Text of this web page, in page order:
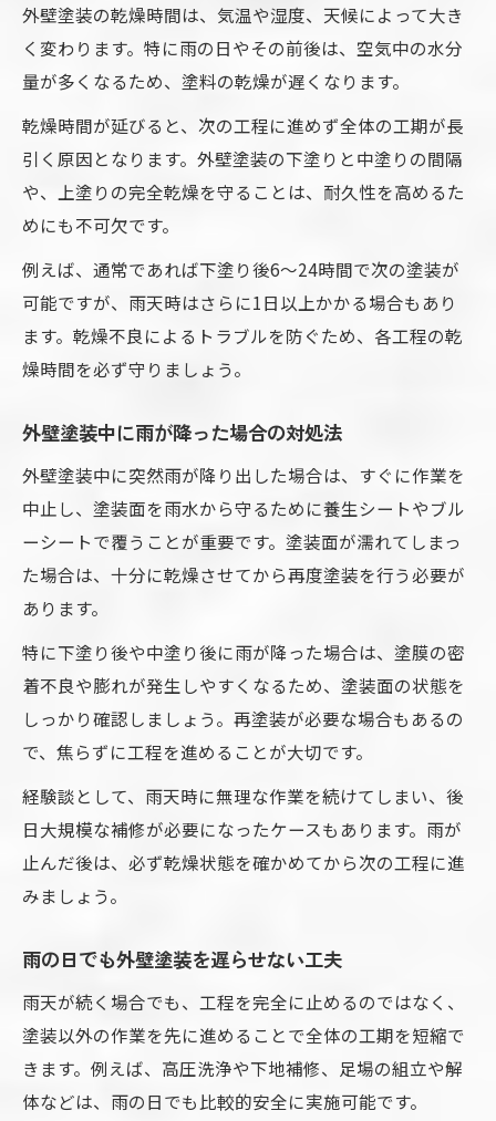
外壁塗装の乾燥時間は、気温や湿度、天候によって大き
く変わります。特に雨の日やその前後は、空気中の水分
量が多くなるため、塗料の乾燥が遅くなります。
乾燥時間が延びると、次の工程に進めず全体の工期が長
引く原因となります。外壁塗装の下塗りと中塗りの間隔
や、上塗りの完全乾燥を守ることは、耐久性を高めるた
めにも不可欠です。
例えば、通常であれば下塗り後6～24時間で次の塗装が
可能ですが、雨天時はさらに1日以上かかる場合もあり
ます。乾燥不良によるトラブルを防ぐため、各工程の乾
燥時間を必ず守りましょう。
外壁塗装中に雨が降った場合の対処法
外壁塗装中に突然雨が降り出した場合は、すぐに作業を
中止し、塗装面を雨水から守るために養生シートやブル
ーシートで覆うことが重要です。塗装面が濡れてしまっ
た場合は、十分に乾燥させてから再度塗装を行う必要が
あります。
特に下塗り後や中塗り後に雨が降った場合は、塗膜の密
着不良や膨れが発生しやすくなるため、塗装面の状態を
しっかり確認しましょう。再塗装が必要な場合もあるの
で、焦らずに工程を進めることが大切です。
経験談として、雨天時に無理な作業を続けてしまい、後
日大規模な補修が必要になったケースもあります。雨が
止んだ後は、必ず乾燥状態を確かめてから次の工程に進
みましょう。
雨の日でも外壁塗装を遅らせない工夫
雨天が続く場合でも、工程を完全に止めるのではなく、
塗装以外の作業を先に進めることで全体の工期を短縮で
きます。例えば、高圧洗浄や下地補修、足場の組立や解
体などは、雨の日でも比較的安全に実施可能です。